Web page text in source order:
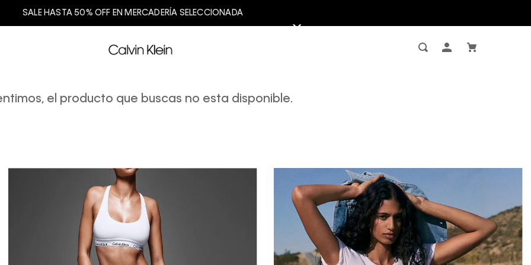
SALE HASTA 50% OFF EN MERCADERÍA SELECCIONADA
el producto que buscas no esta disponible.